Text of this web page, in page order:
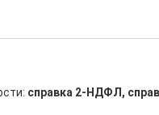
справка 2-НДФЛ,